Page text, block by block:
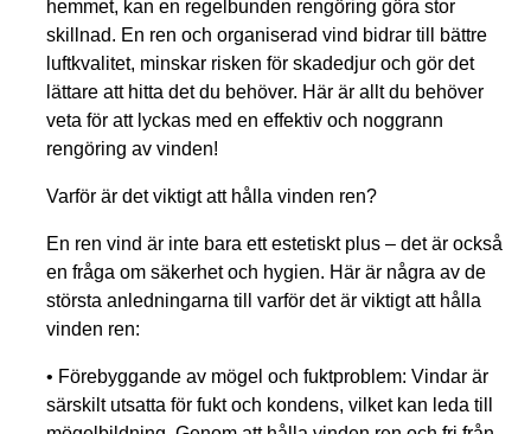
hemmet, kan en regelbunden rengöring göra stor
skillnad. En ren och organiserad vind bidrar till bättre
luftkvalitet, minskar risken för skadedjur och gör det
lättare att hitta det du behöver. Här är allt du behöver
veta för att lyckas med en effektiv och noggrann
rengöring av vinden!
Varför är det viktigt att hålla vinden ren?
En ren vind är inte bara ett estetiskt plus – det är också
en fråga om säkerhet och hygien. Här är några av de
största anledningarna till varför det är viktigt att hålla
vinden ren:
• Förebyggande av mögel och fuktproblem: Vindar är
särskilt utsatta för fukt och kondens, vilket kan leda till